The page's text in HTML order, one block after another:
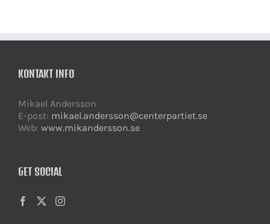
KONTAKT INFO
Mikael Andersson
E-post: mikael.andersson@centerpartiet.se
Web: www.mikandersson.se
GET SOCIAL